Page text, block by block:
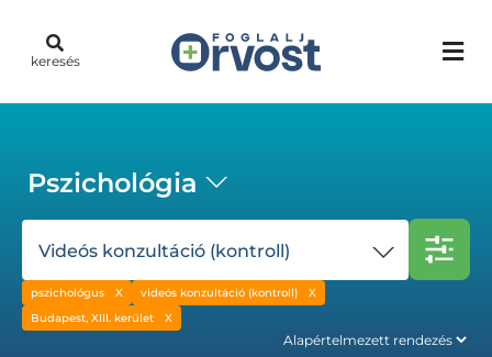
keresés
Pszichológia
Videós konzultáció (kontroll)
pszichológus
videós konzultáció (kontroll)
Budapest, XIII. kerület